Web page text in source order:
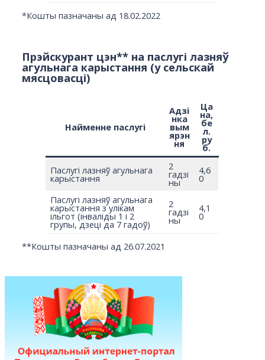
*Кошты пазначаны ад 18.02.2022
Прэйскурант цэн** на паслугі лазняў
агульнага карыстання (у сельскай
мясцовасці)
Найменне паслугі
Адзі
нка
вым
ярэн
ня
Ца
на,
бе
л.
ру
б.
Паслугі лазняў агульнага
карыстання
2
гадзі
ны
4,6
0
Паслугі лазняў агульнага
карыстання з улікам
ільгот (інваліды 1 і 2
групы, дзеці да 7 гадоў)
2
гадзі
ны
4,1
0
**Кошты пазначаны ад 26.07.2021